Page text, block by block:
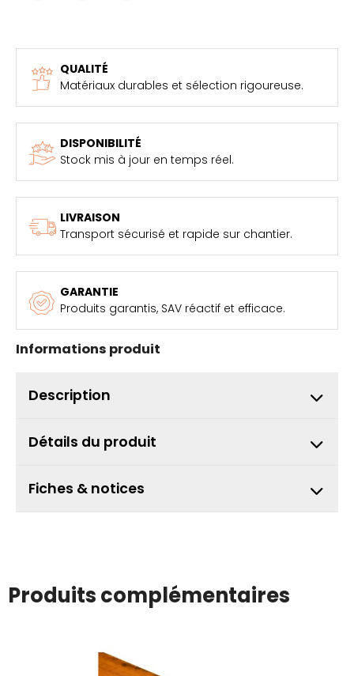
QUALITÉ
Matériaux durables et sélection rigoureuse.
DISPONIBILITÉ
Stock mis à jour en temps réel.
LIVRAISON
Transport sécurisé et rapide sur chantier.
GARANTIE
Produits garantis, SAV réactif et efficace.
Informations produit
Description
Détails du produit
Fiches & notices
Produits complémentaires